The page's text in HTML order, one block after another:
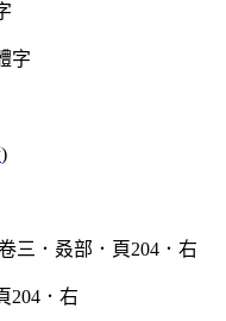
)
204．右